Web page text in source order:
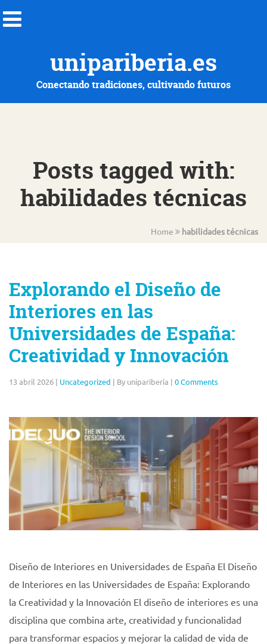
unipariberia.es
Conectando tradiciones, cultivando futuros
Posts tagged with:
habilidades técnicas
Home habilidades técnicas
Explorando el Diseño de
Interiores en las
Universidades de España:
Creatividad y Innovación
13 abril 2026 | Uncategorized | By unipariberia | 0 Comments
Diseño de Interiores en Universidades de España El Diseño
de Interiores en las Universidades de España: Explorando
la Creatividad y la Innovación El diseño de interiores es una
disciplina que combina arte, creatividad y funcionalidad
para transformar espacios y mejorar la calidad de vida de